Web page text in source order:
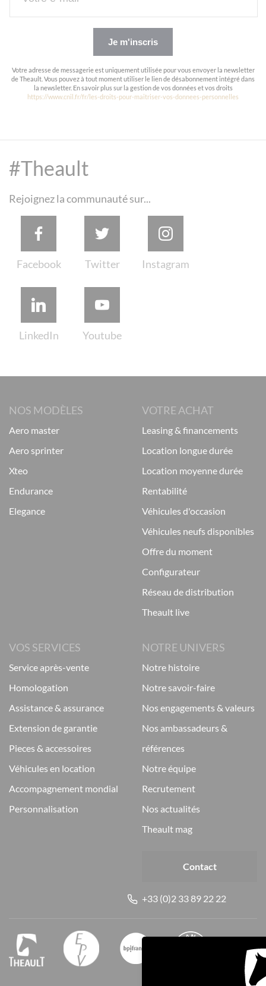
Je m'inscris
Votre adresse de messagerie est uniquement utilisée pour vous envoyer la newsletter
de Theault. Vous pouvez à tout moment utiliser le lien de désabonnement intégré dans
la newsletter. En savoir plus sur la gestion de vos données et vos droits
https://www.cnil.fr/fr/les-droits-pour-maitriser-vos-donnees-personnelles
#Theault
Rejoignez la communauté sur...
NOS MODÈLES
aero master
aero sprinter
xteo
endurance
elegance
VOTRE ACHAT
leasing & financements
location longue durée
location moyenne durée
rentabilité
véhicules d'occasion
véhicules neufs disponibles
offre du moment
configurateur
réseau de distribution
theault live
VOS SERVICES
service après-vente
homologation
assistance & assurance
extension de garantie
pieces & accessoires
véhicules en location
accompagnement mondial
personnalisation
NOTRE UNIVERS
notre histoire
notre savoir-faire
nos engagements & valeurs
nos ambassadeurs &
références
notre équipe
recrutement
nos actualités
theault mag
Contact
+33 (0)2 33 89 22 22